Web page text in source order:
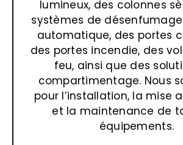
lumineux, des colonnes
systèmes de
automatique, des portes
des portes incendie, des
feu, ainsi que des
compartimentage. Nous
pour l’installation, la mise
et la maintenance de
équipements.